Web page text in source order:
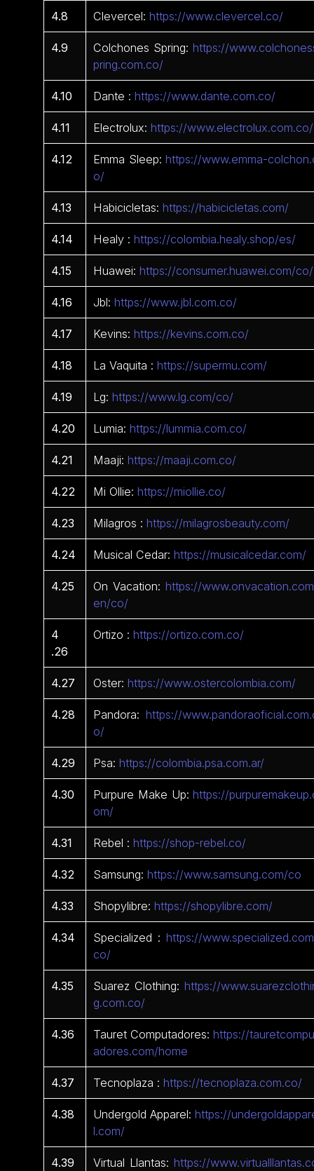
4.8 Clevercel:https://www.clevercel.co/
4.9 Colchones Spring:https://
pring.com.co/
4.10 Dante :https://www.dante.com.co/
4.11 Electrolux:https://www.electrolux.com.co/
4.12 Emma Sleep:https://www.emma-
o/
4.13 Habicicletas:https://habicicletas.com/
4.14 Healy :https://colombia.healy.shop/es/
4.15 Huawei:https://consumer.huawei.com/co/
4.16 Jbl:https://www.jbl.com.co/
4.17 Kevins:https://kevins.com.co/
4.18 La Vaquita :https://supermu.com/
4.19 Lg:https://www.lg.com/co/
4.20 Lumia:https://lummia.com.co/
4.21 Maaji:https://maaji.com.co/
4.22 Mi Ollie:https://miollie.co/
4.23 Milagros :https://milagrosbeauty.com/
4.24 Musical Cedar:https://musicalcedar.com/
4.25 On Vacation:https://
en/co/
4
.26
Ortizo :https://ortizo.com.co/
4.27 Oster:https://www.ostercolombia.com/
4.28 Pandora:https://
o/
4.29 Psa:https://colombia.psa.com.ar/
4.30 Purpure Make Up:https://
om/
4.31 Rebel :https://shop-rebel.co/
4.32 Samsung:https://www.samsung.com/co
4.33 Shopylibre:https://shopylibre.com/
4.34 Specialized :https://
co/
4.35 Suarez Clothing:https://
g.com.co/
4.36 Tauret Computadores:https://
adores.com/home
4.37 Tecnoplaza :https://tecnoplaza.com.co/
4.38 Undergold Apparel:https://
l.com/
4.39 Virtual Llantas:https://